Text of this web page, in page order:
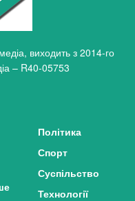
виходить з 2014-го
– R40-05753
Політика
Спорт
Суспільство
Технології